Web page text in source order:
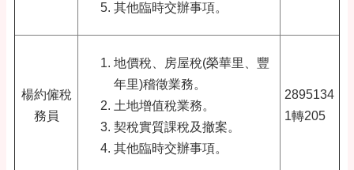
其他臨時交辦事項。
楊約僱稅
務員
地價稅、房屋稅(榮華里、豐
年里)稽徵業務。
土地增值稅業務。
契稅實質課稅及撤案。
其他臨時交辦事項。
2895134
1轉205